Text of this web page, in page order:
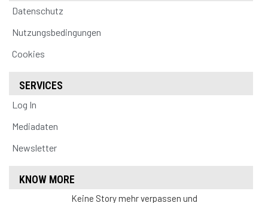
Datenschutz
Nutzungsbedingungen
Cookies
SERVICES
Log In
Mediadaten
Newsletter
KNOW MORE
Keine Story mehr verpassen und